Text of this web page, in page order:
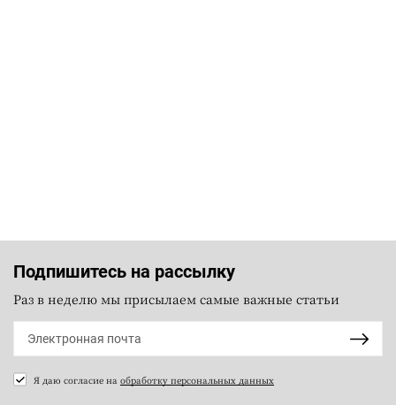
Подпишитесь на рассылку
Раз в неделю мы присылаем самые важные статьи
Я даю согласие на обработку персональных данных